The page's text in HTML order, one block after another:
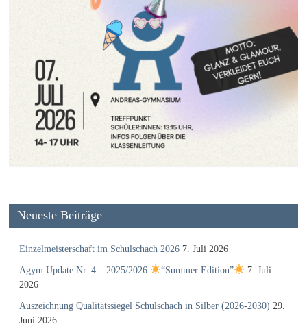
Neueste Beiträge
Einzelmeisterschaft im Schulschach 2026 7. Juli 2026
Agym Update Nr. 4 – 2025/2026 “Summer Edition”
7. Juli
2026
Auszeichnung Qualitätssiegel Schulschach in Silber (2026-2030) 29.
Juni 2026